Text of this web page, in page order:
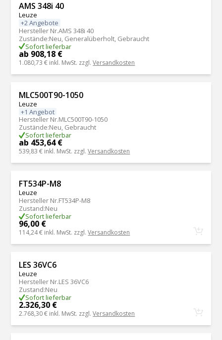
AMS 348i 40
Leuze
+2 Angebote
Hersteller Nr.AMS 348i 40
Zustände:Neu, Generalüberholt, Gebraucht
Sofort lieferbar
ab 908,18 €
1.080,73 € inkl. MwSt. zzgl.Versandkosten
MLC500T90-1050
Leuze
+1 Angebot
Hersteller Nr.MLC500T90-1050
Zustände:Neu, Gebraucht
Sofort lieferbar
ab 453,64 €
539,83 € inkl. MwSt. zzgl.Versandkosten
FT534P-M8
Leuze
Hersteller Nr.FT534P-M8
Zustand:Neu
Sofort lieferbar
96,00 €
114,24 € inkl. MwSt. zzgl.Versandkosten
LES 36VC6
Leuze
Hersteller Nr.LES 36VC6
Zustand:Neu
Sofort lieferbar
2.326,30 €
2.768,30 € inkl. MwSt. zzgl.Versandkosten